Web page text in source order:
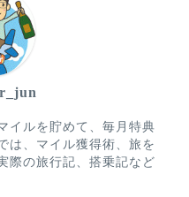
イルを貯めて、毎月特典
は、マイル獲得術、旅を
際の旅行記、搭乗記など